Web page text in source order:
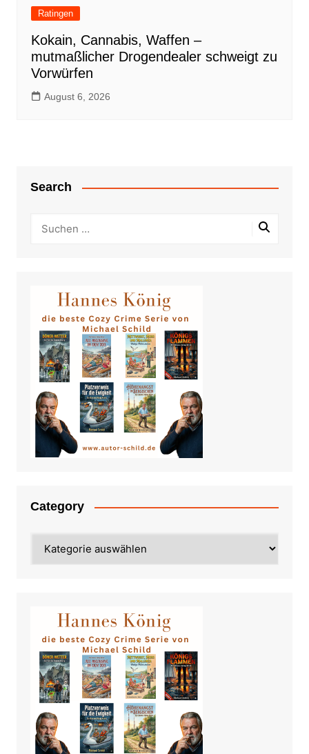
Ratingen
Kokain, Cannabis, Waffen –
mutmaßlicher Drogendealer schweigt zu
Vorwürfen
August 6, 2026
Search
Category